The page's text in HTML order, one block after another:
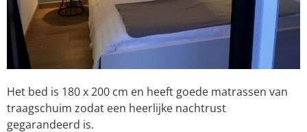
Het bed is 180 x 200 cm en heeft goede matrassen van
traagschuim zodat een heerlijke nachtrust
gegarandeerd is.